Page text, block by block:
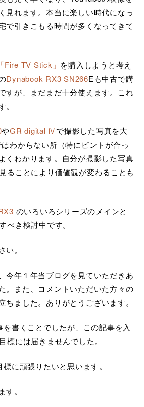
見れます。本当に楽しい時代になっ
で引きこもる時間が多くなってきて
「Fire TV Stick」 を購入しようと考え
Dynabook RX3 SN266Eも中古で購
すが、まだまだ十分使えます。これ
やGR digital Ⅳで撮影した写真を大
わからない所（特にピントが合っ
くわかります。自分が撮影した写真
ることにより価値観が変わることも
のいろいろシリーズのメインと
べき検討中です。
。
今年１年当ブログを見ていただきあ
。また、コメントいただいた方々の
ちました。ありがとうございます。
書くことでしたが、この記事を入
標には届きませんでした。
に頑張りたいと思います。
す。